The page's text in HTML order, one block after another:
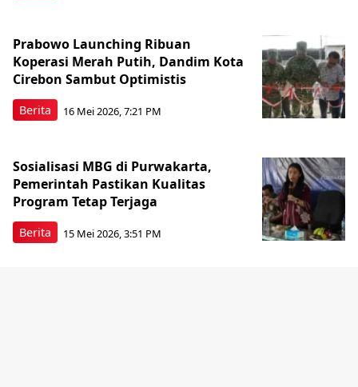
Berita
Prabowo Launching Ribuan
Koperasi Merah Putih, Dandim Kota
Cirebon Sambut Optimistis
16 Mei 2026, 7:21 PM
Berita
Sosialisasi MBG di Purwakarta,
Pemerintah Pastikan Kualitas
Program Tetap Terjaga
15 Mei 2026, 3:51 PM